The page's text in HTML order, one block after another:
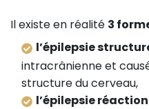
Il existe en réalité 3
l’épilepsie
intracrânienne et
structure du cerveau,
l’épilepsie